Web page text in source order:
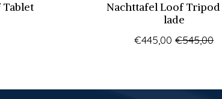
Nachttafel Loof Tripod
lade
€445,00 €545,00